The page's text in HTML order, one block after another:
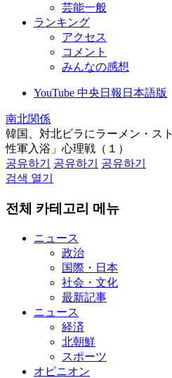
芸能一般
ランキング
アクセス
コメント
みんなの感想
YouTube 中央日報日本語版
南北関係
韓国、対北ビラにラーメン・ス
性軍入浴」心理戦（１）
공유하기
공유하기
공유하기
검색 열기
전체 카테고리 메뉴
ニュース
政治
国際・日本
社会・文化
最新記事
ニュース
経済
北朝鮮
スポーツ
オピニオン